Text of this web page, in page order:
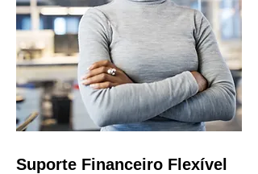
Suporte Financeiro Flexível